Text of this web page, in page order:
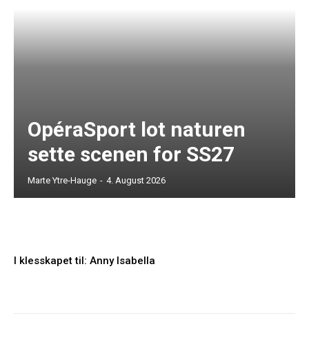
OpéraSport lot naturen
sette scenen for SS27
Marte Ytre-Hauge - 4. August 2026
I klesskapet til: Anny Isabella